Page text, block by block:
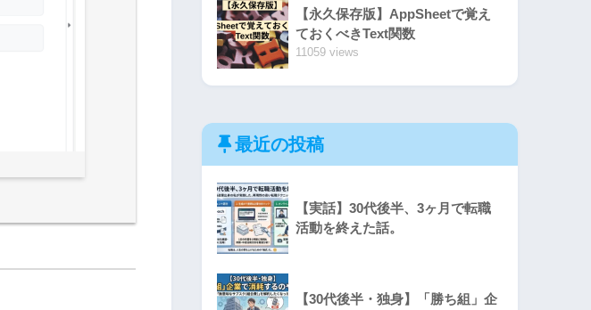
【永久保存版】AppSheetで覚え
ておくべきText関数
11059 views
最近の投稿
【実話】30代後半、3ヶ月で転職
活動を終えた話。
【30代後半・独身】「勝ち組」企